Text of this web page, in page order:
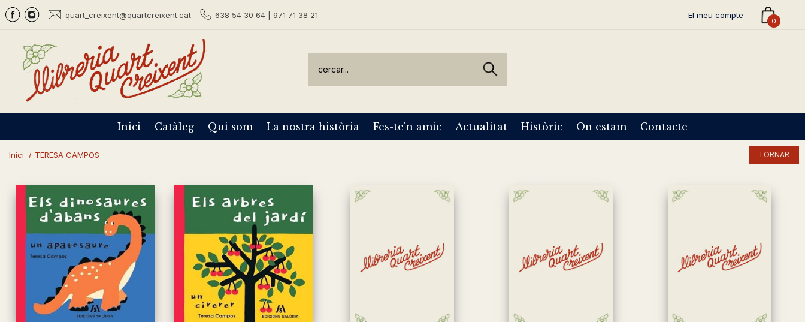
quart_creixent@quartcreixent.cat 638 54 30 64 | 971 71 38 21 El meu compte
0
Inici Catàleg Qui som La nostra història Fes-te'n amic Actualitat Històric On estam Contacte
Inici / TERESA CAMPOS TORNAR